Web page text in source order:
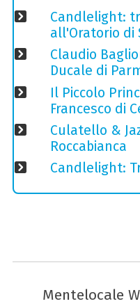
Candlelight:
all'Oratorio di
Claudio
Ducale di
Il Piccolo
Francesco di
Culatello &
Roccabianca
Candlelight:
Mentelocale